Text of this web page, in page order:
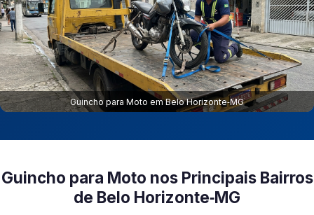
Guincho para Moto em Belo Horizonte‑MG
Guincho para Moto nos Principais Bairros
de Belo Horizonte‑MG